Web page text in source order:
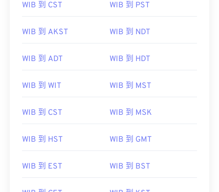
WIB 到 CST WIB 到 PST
WIB 到 AKST WIB 到 NDT
WIB 到 ADT WIB 到 HDT
WIB 到 WIT WIB 到 MST
WIB 到 CST WIB 到 MSK
WIB 到 HST WIB 到 GMT
WIB 到 EST WIB 到 BST